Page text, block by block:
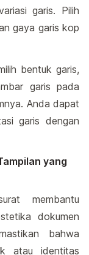
garis. Pilih
gaya garis kop
bentuk garis,
garis pada
Anda dapat
garis dengan
yang
membantu
dokumen
bahwa
atau identitas